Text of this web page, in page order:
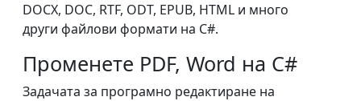
DOCX, DOC, RTF, ODT, EPUB, HTML и много
други файлови формати на C#.
Променете PDF, Word на C#
Задачата за програмно редактиране на